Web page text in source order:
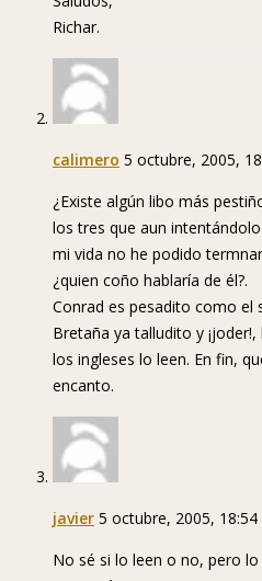
Richar.
calimero 5 octubre, 2005,
¿Existe algún libo más
los tres que aun
mi vida no he podido
¿quien coño hablaría de él?.
Conrad es pesadito como el
Bretaña ya talludito y
los ingleses lo leen. En fin,
encanto.
javier 5 octubre, 2005, 18:54
No sé si lo leen o no, pero